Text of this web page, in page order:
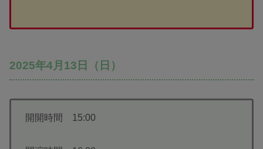
2025年4月13日（日）
開開時間 15:00